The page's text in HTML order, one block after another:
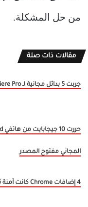
من حل المشكلة.
مقالات ذات صلة
جربت 5 بدائل مجانية لـ Premiere Pro وهذا ما اعتمدته
المجاني مفتوح المصدر
4 إضافات Chrome كانت آمنة ثم أصبحت برامج ضارة